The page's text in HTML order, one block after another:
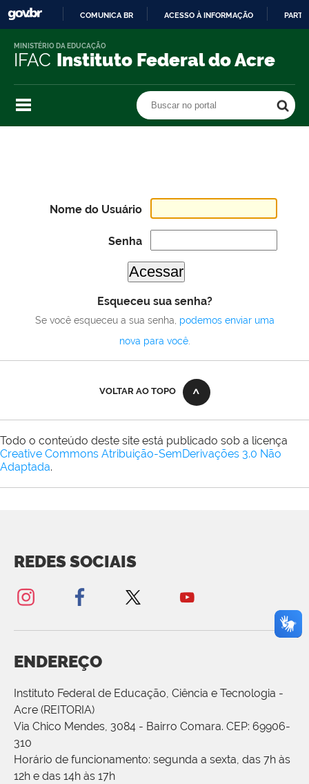
O
COMUNICA BR ACESSO À INFORMAÇÃO
IFAC Instituto Federal do Acre
MINISTÉRIO DA EDUCAÇÃO
Buscar no portal
Nome do Usuário
Senha
Esqueceu sua senha?
Se você esqueceu a sua senha, podemos enviar uma
nova para você.
VOLTAR AO TOPO
Todo o conteúdo deste site está publicado sob a licença
Creative Commons Atribuição-SemDerivações 3.0 Não
Adaptada.
REDES SOCIAIS
ENDEREÇO
Instituto Federal de Educação, Ciência e Tecnologia -
Acre (REITORIA)
Via Chico Mendes, 3084 - Bairro Comara. CEP: 69906-
310
Horário de funcionamento: segunda a sexta, das 7h às
12h e das 14h às 17h